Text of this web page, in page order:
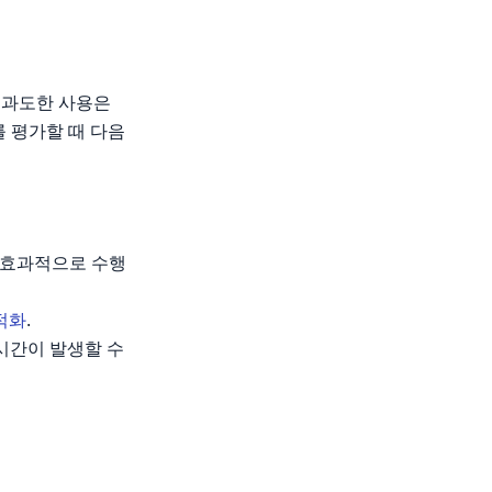
도한 사용은
평가할 때 다음
과적으로 수행
화.
간이 발생할 수